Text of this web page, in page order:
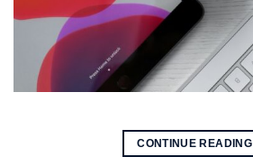
CONTINUE READING